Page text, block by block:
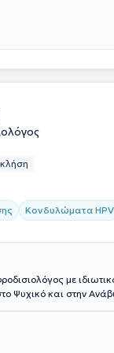
Κονδυλώματα HPV
με
Ψυχικό και στην
της
Royal
και στο Γενικό